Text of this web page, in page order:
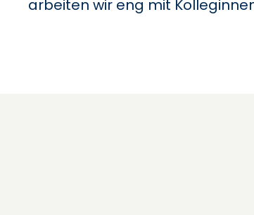
arbeiten wir eng mit